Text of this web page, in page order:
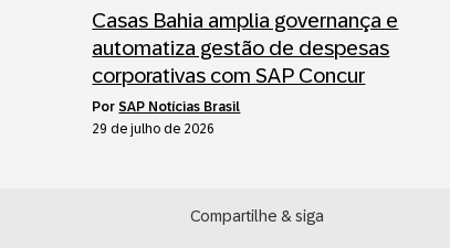
Casas Bahia amplia governança e
automatiza gestão de despesas
corporativas com SAP Concur
porSAP Notícias Brasil
29 de julho de 2026
Compartilhe & siga